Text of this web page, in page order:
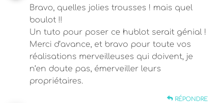
Bravo, quelles jolies trousses ! mais quel
boulot !!
Un tuto pour poser ce hublot serait génial !
Merci d’avance, et bravo pour toute vos
réalisations merveilleuses qui doivent, je
n’en doute pas, émerveiller leurs
propriétaires.
RÉPONDRE